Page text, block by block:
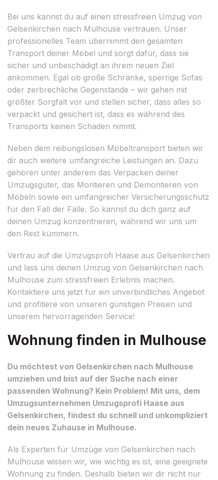
Bei uns kannst du auf einen stressfreien Umzug von
Gelsenkirchen nach Mulhouse vertrauen. Unser
professionelles Team übernimmt den gesamten
Transport deiner Möbel und sorgt dafür, dass sie
sicher und unbeschädigt an ihrem neuen Ziel
ankommen. Egal ob große Schränke, sperrige Sofas
oder zerbrechliche Gegenstände – wir gehen mit
größter Sorgfalt vor und stellen sicher, dass alles so
verpackt und gesichert ist, dass es während des
Transports keinen Schaden nimmt.
Neben dem reibungslosen Möbeltransport bieten wir
dir auch weitere umfangreiche Leistungen an. Dazu
gehören unter anderem das Verpacken deiner
Umzugsgüter, das Montieren und Demontieren von
Möbeln sowie ein umfangreicher Versicherungsschutz
für den Fall der Fälle. So kannst du dich ganz auf
deinen Umzug konzentrieren, während wir uns um
den Rest kümmern.
Vertrau auf die Umzugsprofi Haase aus Gelsenkirchen
und lass uns deinen Umzug von Gelsenkirchen nach
Mulhouse zum stressfreien Erlebnis machen.
Kontaktiere uns jetzt für ein unverbindliches Angebot
und profitiere von unseren günstigen Preisen und
unserem hervorragenden Service!
Wohnung finden in Mulhouse
Du möchtest von Gelsenkirchen nach Mulhouse
umziehen und bist auf der Suche nach einer
passenden Wohnung? Kein Problem! Mit uns, dem
Umzugsunternehmen Umzugsprofi Haase aus
Gelsenkirchen, findest du schnell und unkompliziert
dein neues Zuhause in Mulhouse.
Als Experten für Umzüge von Gelsenkirchen nach
Mulhouse wissen wir, wie wichtig es ist, eine geeignete
Wohnung zu finden. Deshalb bieten wir dir nicht nur